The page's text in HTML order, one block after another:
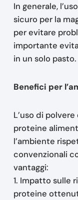
In generale,
sicuro per la
per evitare
importante
in un solo pasto.
Benefici per
L’uso di
proteine
l’ambiente
convenzionali
vantaggi:
1. Impatto sulle
proteine